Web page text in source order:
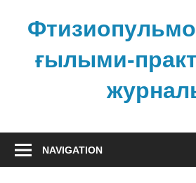
ғылыми-
NAVIGATION